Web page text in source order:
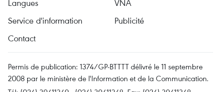
Langues
VNA
Service d'information
Publicité
Contact
Permis de publication: 1374/GP-BTTTT délivré le 11 septembre
2008 par le ministère de l'Information et de la Communication.